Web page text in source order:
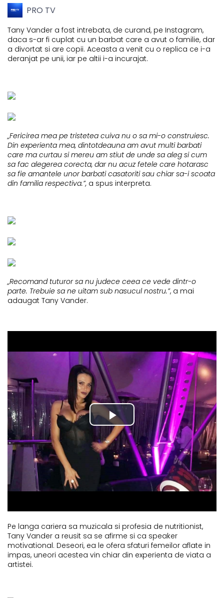
PRO TV
Tany Vander a fost intrebata, de curand, pe Instagram,
daca s-ar fi cuplat cu un barbat care a avut o familie, dar
a divortat si are copii. Aceasta a venit cu o replica ce i-a
deranjat pe unii, iar pe altii i-a incurajat.
„Fericirea mea pe tristetea cuiva nu o sa mi-o construiesc.
Din experienta mea, dintotdeauna am avut multi barbati
care ma curtau si mereu am stiut de unde sa aleg si cum
sa fac alegerea corecta, dar nu acuz fetele care hotarasc
sa fie amantele unor barbati casatoriti sau chiar sa-i scoata
din familia respectiva.”, a spus interpreta.
„Recomand tuturorsa nu judece ceea ce vede dintr-o
parte. Trebuie sa ne uitam sub nasucul nostru.”, a mai
adaugat Tany Vander.
Pe langa cariera sa muzicala si profesia de nutritionist,
Tany Vander a reusit sa se afirme si ca speaker
motivational. Deseori, ea le ofera sfaturi femeilor aflate in
impas, uneori acestea vin chiar din experienta de viata a
artistei.